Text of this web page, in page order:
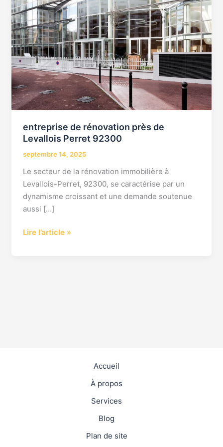
entreprise de rénovation près de
Levallois Perret 92300
septembre 14, 2025
Le secteur de la rénovation immobilière à
Levallois-Perret, 92300, se caractérise par un
dynamisme croissant et une demande soutenue
aussi […]
Perret
92300
Lire l’article »
Accueil
À propos
Services
Blog
Plan de site